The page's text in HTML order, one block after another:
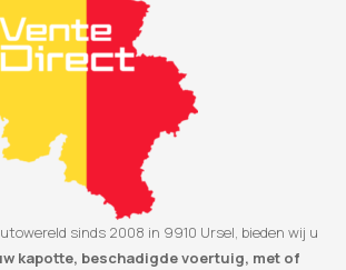
sinds 2008 in 9910 Ursel, bieden wij u
kapotte, beschadigde voertuig, met of